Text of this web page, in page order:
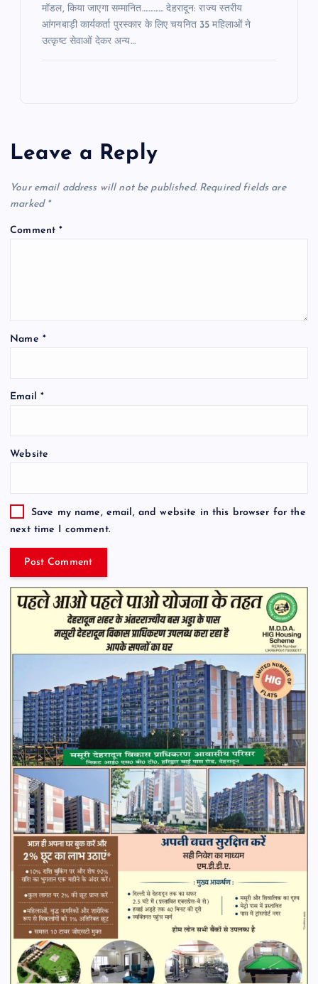
मॉडल, किया जाएगा सम्मानित…………. देहरादून: राज्य स्तरीय
आंगनबाड़ी कार्यकर्ता पुरस्कार के लिए चयनित 35 महिलाओं ने
उत्कृष्ट सेवाओं देकर अन्य…
Leave a Reply
Your email address will not be published. Required fields are
marked *
Comment*
Name *
Email *
Website
Save my name, email, and website in this browser for the
next time I comment.